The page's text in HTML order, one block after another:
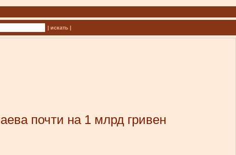
| искать |
почти на 1 млрд гривен